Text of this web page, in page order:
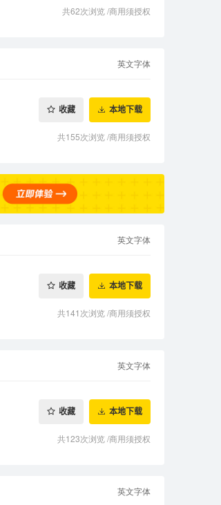
共62次浏览/商用须授权
英文字体
收藏 本地下载
共155次浏览/商用须授权
英文字体
收藏 本地下载
共141次浏览/商用须授权
英文字体
收藏 本地下载
共123次浏览/商用须授权
英文字体